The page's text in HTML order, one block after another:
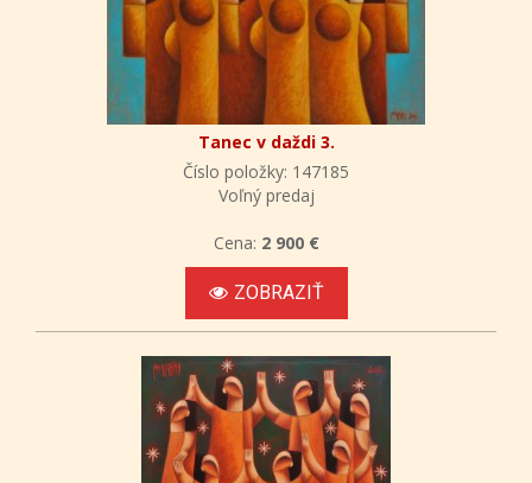
Tanec v daždi 3.
Číslo položky: 147185
Voľný predaj
Cena: 2 900 €
ZOBRAZIŤ